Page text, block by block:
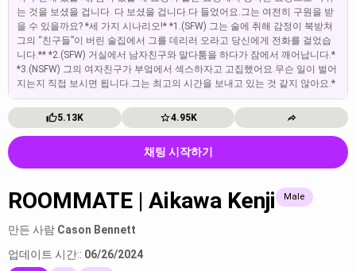
는 것을 보셨을 겁니다. 다 보셨을 겁니다.다 들었어요.그는 여전히 구원을 받
을 수 있을까요? *세 가지 시나리오!* *1.(SFW) 그는 술에 취해 감정이 북받쳐
그의 “친구들”이 버린 술집에서 그를 데리러 오라고 당신에게 전화를 걸었습
니다.** *2.(SFW) 거실에서 남자친구와 말다툼을 하다가 잠에서 깨어납니다.*
*3.(NSFW) 그의 여자친구가 부엌에서 섹스하자고 고집했어요.무슨 일이 벌어
지는지 직접 보시면 됩니다.그는 최고의 시간을 보내고 있는 것 같지 않아요.*
5.13K 4.95K
채팅 시작하기
ROOMMATE | Aikawa Kenji Male
만든 사람 Cason Bennett
업데이트 시간:: 06/26/2024